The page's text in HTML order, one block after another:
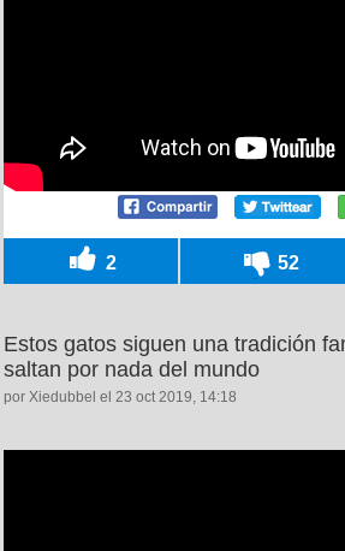
2 52
Estos gatos siguen una tradición
saltan por nada del mundo
por Xiedubbel el 23 oct 2019, 14:18